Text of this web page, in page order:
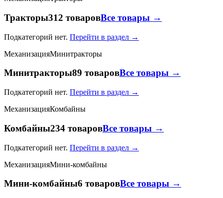
Тракторы312 товаровВсе товары →
Подкатегорий нет. Перейти в раздел →
МеханизацияМинитракторы
Минитракторы89 товаровВсе товары →
Подкатегорий нет. Перейти в раздел →
МеханизацияКомбайны
Комбайны234 товаровВсе товары →
Подкатегорий нет. Перейти в раздел →
МеханизацияМини-комбайны
Мини-комбайны6 товаровВсе товары →